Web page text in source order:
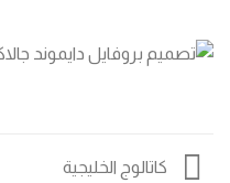
كاتالوج الخليجية